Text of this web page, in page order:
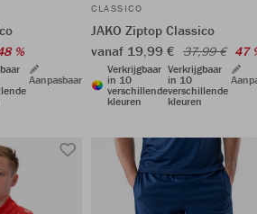
%
Aanpasbaar
CLASSICO
JAKO Ziptop Classico
vanaf 19,99 € 37,99 € 47
Verkrijgbaar
in 10
verschillende
kleuren
Verkrijgbaar
in 10
verschillende
kleuren